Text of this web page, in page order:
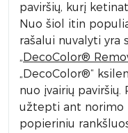
paviršių, kurį
Nuo šiol itin
rašalui nuvalyti yra
„DecoColor®
„DecoColor®“
nuo įvairių
užtepti ant norimo
popieriniu